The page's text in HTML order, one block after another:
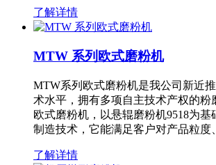
了解详情
MTW 系列欧式磨粉机
MTW系列欧式磨粉机是我公司新近
术水平，拥有多项自主技术产权的
欧式磨粉机，以悬辊磨粉机9518为
制造技术，它能满足客户对产品粒
了解详情